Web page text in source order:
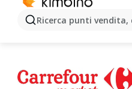
Ricerca punti